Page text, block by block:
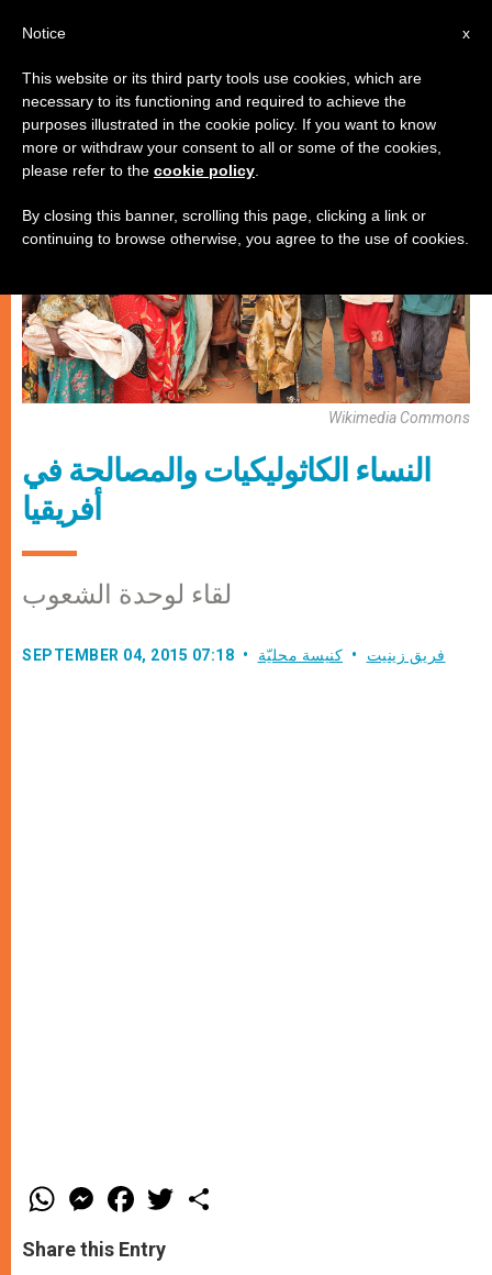
كنيسة محليّة
Wikimedia Commons
النساء الكاثوليكيات والمصالحة في
أفريقيا
SEPTEMBER 04, 2015 07:18 فريق زينيت كنيسة محليّة
W
h
t
s
M
e
s
e
F
a
e
b
w
Share this Entry
x
Notice
This website or its third party tools use cookies, which are
necessary to its functioning and required to achieve the
purposes illustrated in the cookie policy. If you want to know
more or withdraw your consent to all or some of the cookies,
please refer to the cookie policy
By closing this banner, scrolling this page, clicking a link or
continuing to browse otherwise, you agree to the use of cookies.